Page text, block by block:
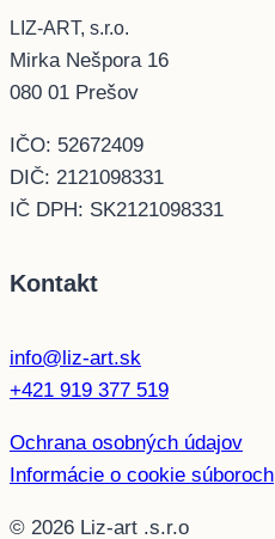
LIZ-ART, s.r.o.
Mirka Nešpora 16
080 01 Prešov
IČO: 52672409
DIČ: 2121098331
IČ DPH: SK2121098331
Kontakt
info@liz-art.sk
+421 919 377 519
Ochrana osobných údajov
Informácie o cookie súboroch
© 2026 Liz-art .s.r.o